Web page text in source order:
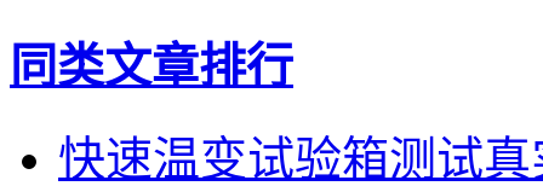
同类文章排行
快速温变试验箱测试